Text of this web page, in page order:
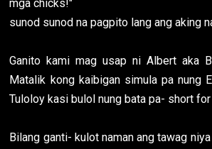
mga chicks!"
sunod sunod na pagpito lang ang aking
Ganito kami mag usap ni Albert aka
Matalik kong kaibigan simula pa nung
Tuloloy kasi bulol nung bata pa- short
Bilang ganti- kulot naman ang tawag